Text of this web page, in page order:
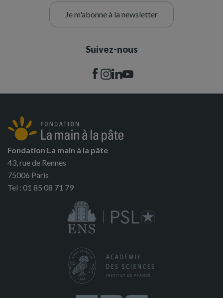
Je m'abonne à la newsletter
Suivez-nous
Fondation La main à la pâte
43, rue de Rennes
75006 Paris
Tel : 01 85 08 71 79